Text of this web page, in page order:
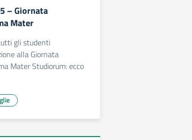
– Giornata
Mater
gli studenti
alla Giornata
Mater Studiorum: ecco